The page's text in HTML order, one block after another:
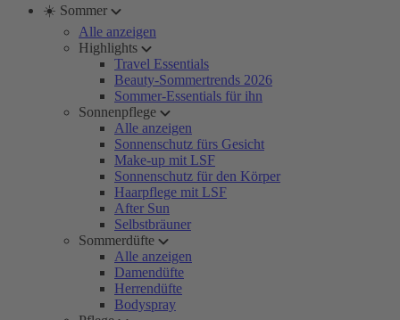
☀️ Sommer
Alle anzeigen
Highlights
Travel Essentials
Beauty-Sommertrends 2026
Sommer-Essentials für ihn
Sonnenpflege
Alle anzeigen
Sonnenschutz fürs Gesicht
Make-up mit LSF
Sonnenschutz für den Körper
Haarpflege mit LSF
After Sun
Selbstbräuner
Sommerdüfte
Alle anzeigen
Damendüfte
Herrendüfte
Bodyspray